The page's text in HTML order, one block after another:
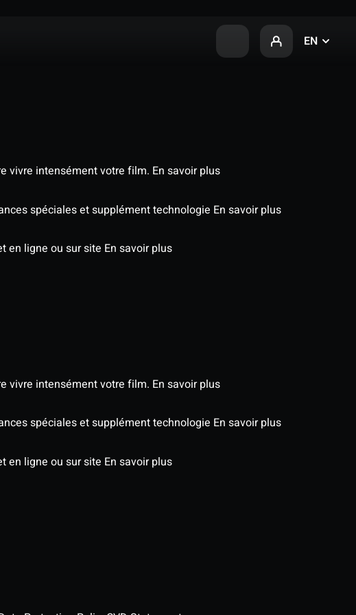
EN
vivre intensément votre film. En savoir plus
spéciales et supplément technologie En savoir plus
en ligne ou sur site En savoir plus
vivre intensément votre film. En savoir plus
spéciales et supplément technologie En savoir plus
en ligne ou sur site En savoir plus